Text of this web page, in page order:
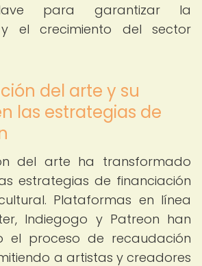
para garantizar la
y el crecimiento del sector
del arte y su
las estrategias de
del arte ha transformado
estrategias de financiación
Plataformas en línea
Indiegogo y Patreon han
el proceso de recaudación
a artistas y creadores